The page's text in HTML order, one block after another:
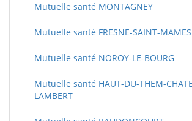
Mutuelle santé MONTAGNEY
Mutuelle santé FRESNE-SAINT-MAMES
Mutuelle santé NOROY-LE-BOURG
Mutuelle santé HAUT-DU-THEM-
LAMBERT